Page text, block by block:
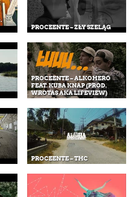
PROCEENTE – ZŁY SZELĄG
PROCEENTE – ALKOHERO
FEAT. KUBA KNAP (PROD.
WROTAS AKA LIFEVIEW)
PROCEENTE – THC